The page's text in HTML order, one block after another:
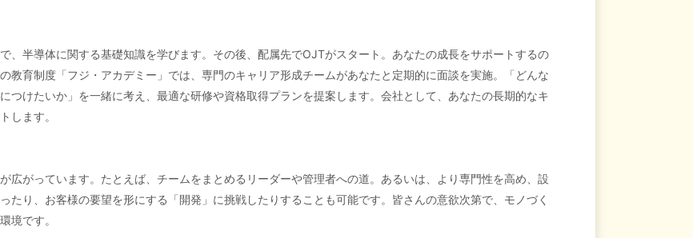
、半導体に関する基礎知識を学びます。その後、配属先でOJTがスタート。あなたの成長をサポートするの
教育制度「フジ・アカデミー」では、専門のキャリア形成チームがあなたと定期的に面談を実施。「どんな
つけたいか」を一緒に考え、最適な研修や資格取得プランを提案します。会社として、あなたの長期的なキ
します。
広がっています。たとえば、チームをまとめるリーダーや管理者への道。あるいは、より専門性を高め、設
たり、お客様の要望を形にする「開発」に挑戦したりすることも可能です。皆さんの意欲次第で、モノづく
境です。